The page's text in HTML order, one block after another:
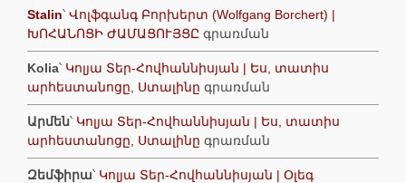
Stalin՝ Վոլֆգանգ Բորխերտ (Wolfgang Borchert) |
ԽՈՀԱՆՈՑԻ ԺԱՄԱՑՈՒՅՑԸ գրառման
Kolia՝ Կոլյա Տեր-Հովհաննիսյան | Ես, տատիս
արհեստանոցը, Ստալինը գրառման
Արմեն՝ Կոլյա Տեր-Հովհաննիսյան | Ես, տատիս
արհեստանոցը, Ստալինը գրառման
Զեմֆիրա՝ Կոլյա Տեր-Հովհաննիսյան | Օլեգ